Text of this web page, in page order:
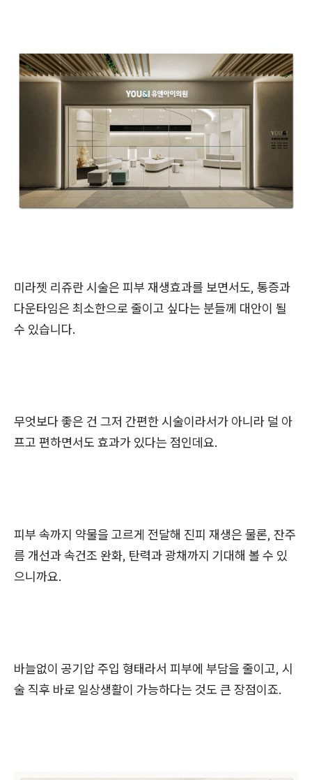
미라젯 리쥬란 시술은 피부 재생효과를 보면서도, 통증과
다운타임은 최소한으로 줄이고 싶다는 분들께 대안이 될
수 있습니다.
무엇보다 좋은 건 그저 간편한 시술이라서가 아니라 덜 아
프고 편하면서도 효과가 있다는 점인데요.
피부 속까지 약물을 고르게 전달해 진피 재생은 물론, 잔주
름 개선과 속건조 완화, 탄력과 광채까지 기대해 볼 수 있
으니까요.
바늘없이 공기압 주입 형태라서 피부에 부담을 줄이고, 시
술 직후 바로 일상생활이 가능하다는 것도 큰 장점이죠.